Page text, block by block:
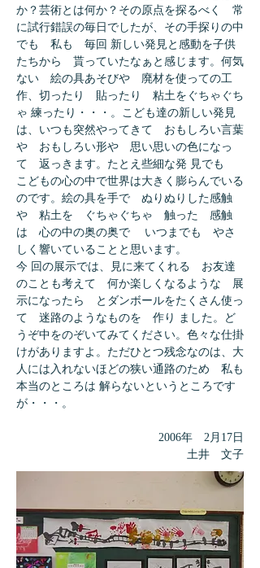
か？芸術とは何か？その原点を探るべく 常
に試行錯誤の毎日でしたが、その手探りの中
でも 私も 毎回 新しい発見と感動を子供
たちから 貰っていたなぁと感じます。何気
ない 絵の具あそびや 廃材を使っての工
作、切ったり 貼ったり 粘土をぐちゃぐち
ゃ 練ったり・・・。こども達の新しい発見
は、いつも突然やってきて おもしろい言葉
や おもしろい形や 思い思いの色になっ
て 返っきます。たとえ些細な発 見でも
こどもの心の中で世界は大きく膨らんでいる
のです。絵の具を手で ぬりぬりした感触
や 粘土を ぐちゃぐちゃ 触った 感触
は 心の中の奥の奥で いつまでも やさ
しく響いていることと思います。
今 回の展示では、見に来てくれる お友達
のことも考えて 何か楽しくなるような 展
示になったら とダンボールをたくさん使っ
て 迷路のようなものを 作り ました。ど
うぞ中をのぞいてみてください。色々な仕掛
けがありますよ。ただひとつ残念なのは、大
人には入れないほどの狭い通路のため 私も
本当のところは 解らないというところです
が・・・。
2006年 2月17日
土井 文子